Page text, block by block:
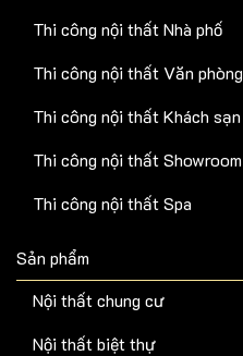
Thi công nội thất Nhà phố
Thi công nội thất Văn phòng
Thi công nội thất Khách sạn
Thi công nội thất Showroom
Thi công nội thất Spa
Sản phẩm
Nội thất chung cư
Nội thất biệt thự